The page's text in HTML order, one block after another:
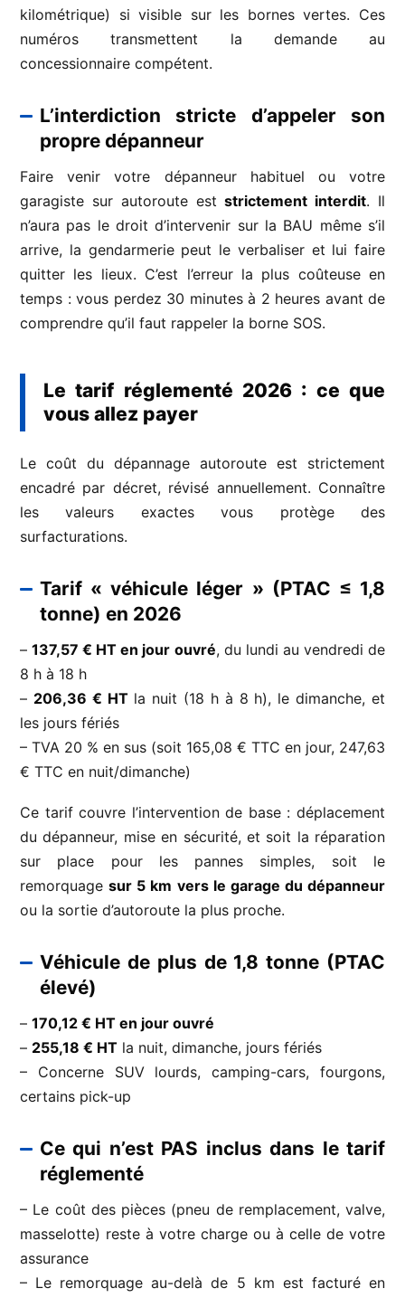
kilométrique) si visible sur les bornes vertes. Ces
numéros transmettent la demande au
concessionnaire compétent.
L’interdiction stricte d’appeler son
propre dépanneur
Faire venir votre dépanneur habituel ou votre
garagiste sur autoroute eststrictement interdit. Il
n’aura pas le droit d’intervenir sur la BAU même s’il
arrive, la gendarmerie peut le verbaliser et lui faire
quitter les lieux. C’est l’erreur la plus coûteuse en
temps : vous perdez 30 minutes à 2 heures avant de
comprendre qu’il faut rappeler la borne SOS.
Le tarif réglementé 2026 : ce que
vous allez payer
Le coût du dépannage autoroute est strictement
encadré par décret, révisé annuellement. Connaître
les valeurs exactes vous protège des
surfacturations.
Tarif « véhicule léger » (PTAC ≤ 1,8
tonne) en 2026
–137,57 € HT en jour ouvré, du lundi au vendredi de
8 h à 18 h
– 206,36 € HTla nuit (18 h à 8 h), le dimanche, et
les jours fériés
– TVA 20 % en sus (soit 165,08 € TTC en jour, 247,63
€ TTC en nuit/dimanche)
Ce tarif couvre l’intervention de base : déplacement
du dépanneur, mise en sécurité, et soit la réparation
sur place pour les pannes simples, soit le
remorquagesur 5 km vers le garage du dépanneur
ou la sortie d’autoroute la plus proche.
Véhicule de plus de 1,8 tonne (PTAC
élevé)
– 170,12 € HT en jour ouvré
– 255,18 € HT la nuit, dimanche, jours fériés
– Concerne SUV lourds, camping-cars, fourgons,
certains pick-up
Ce qui n’est PAS inclus dans le tarif
réglementé
– Le coût des pièces (pneu de remplacement, valve,
masselotte) reste à votre charge ou à celle de votre
assurance
– Le remorquage au-delà de 5 km est facturé en